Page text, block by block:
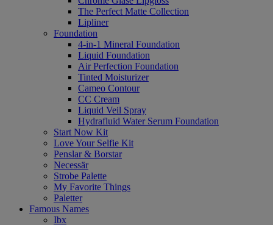
The Perfect Matte Collection
Lipliner
Foundation
4-in-1 Mineral Foundation
Liquid Foundation
Air Perfection Foundation
Tinted Moisturizer
Cameo Contour
CC Cream
Liquid Veil Spray
Hydrafluid Water Serum Foundation
Start Now Kit
Love Your Selfie Kit
Penslar & Borstar
Necessär
Strobe Palette
My Favorite Things
Paletter
Famous Names
Ibx